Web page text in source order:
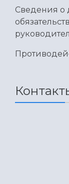
Сведения
Сведения о